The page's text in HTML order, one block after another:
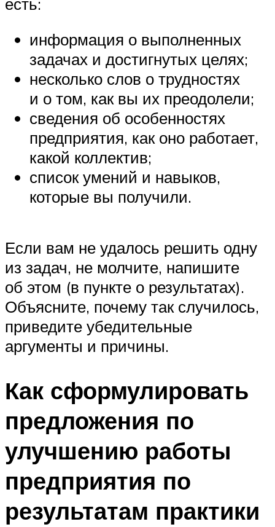
есть:
информация о выполненных
задачах и достигнутых целях;
несколько слов о трудностях
и о том, как вы их преодолели;
сведения об особенностях
предприятия, как оно работает,
какой коллектив;
список умений и навыков,
которые вы получили.
Если вам не удалось решить одну
из задач, не молчите, напишите
об этом (в пункте о результатах).
Объясните, почему так случилось,
приведите убедительные
аргументы и причины.
Как сформулировать
предложения по
улучшению работы
предприятия по
результатам практики